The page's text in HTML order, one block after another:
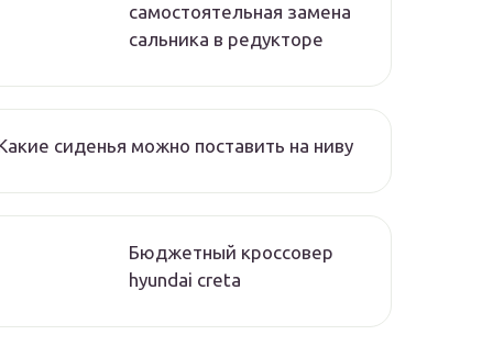
самостоятельная замена
сальника в редукторе
сиденья можно поставить на ниву
Бюджетный кроссовер
hyundai creta